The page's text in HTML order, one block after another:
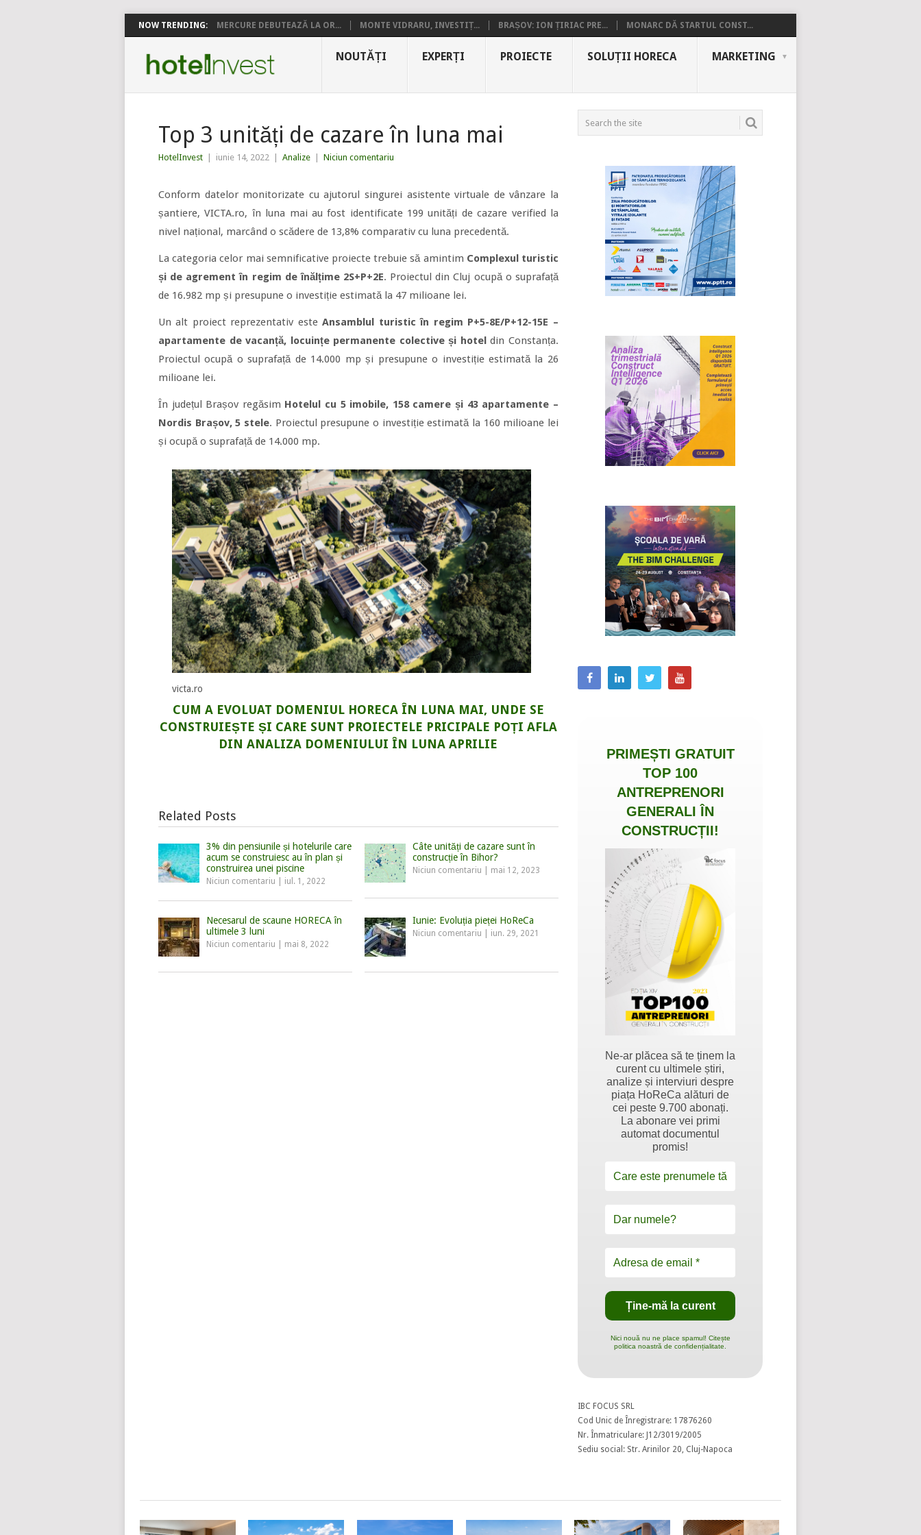
NOW TRENDING: MERCURE DEBUTEAZĂ LA OR... MONTE VIDRARU, INVESTIȚ... BRAȘOV: ION ȚIRIAC PRE... MONARC DĂ STARTUL CONST...
NOUTĂȚI EXPERȚI PROIECTE SOLUȚII HORECA MARKETING
Top 3 unități de cazare în luna mai
HotelInvest iunie 14, 2022 Analize Niciun comentariu
Conform datelor monitorizate cu ajutorul singurei asistente virtuale de vânzare la
șantiere, VICTA.ro, în luna mai au fost identificate 199 unități de cazare verified la
nivel național, marcând o scădere de 13,8% comparativ cu luna precedentă.
La categoria celor mai semnificative proiecte trebuie să amintim Complexul turistic
și de agrement în regim de înălțime 2S+P+2E. Proiectul din Cluj ocupă o suprafață
de 16.982 mp și presupune o investiție estimată la 47 milioane lei.
Un alt proiect reprezentativ esteAnsamblul turistic în regim P+5-8E/P+12-15E –
apartamente de vacanță, locuințe permanente colective și hoteldin Constanța.
Proiectul ocupă o suprafață de 14.000 mp și presupune o investiție estimată la 26
milioane lei.
În județul Brașov regăsim Hotelul cu 5 imobile, 158 camere și 43 apartamente –
Nordis Brașov, 5 stele. Proiectul presupune o investiție estimată la 160 milioane lei
și ocupă o suprafață de 14.000 mp.
victa.ro
CUM A EVOLUAT DOMENIUL HORECA ÎN LUNA MAI, UNDE SE
CONSTRUIEȘTE ȘI CARE SUNT PROIECTELE PRICIPALE POȚI AFLA
DIN ANALIZA DOMENIULUI ÎN LUNA APRILIE
Related Posts
3% din pensiunile și hotelurile care
acum se construiesc au în plan și
construirea unei piscine
Niciun comentariu iul. 1, 2022
Câte unități de cazare sunt în
construcție în Bihor?
Niciun comentariu mai 12, 2023
Necesarul de scaune HORECA în
ultimele 3 luni
Niciun comentariu mai 8, 2022
Iunie: Evoluția pieței HoReCa
Niciun comentariu iun. 29, 2021
PRIMEȘTI GRATUIT
TOP 100
ANTREPRENORI
GENERALI ÎN
CONSTRUCȚII!
Ne-ar plăcea să te ținem la
curent cu ultimele știri,
analize și interviuri despre
piața HoReCa alături de
cei peste 9.700 abonați.
La abonare vei primi
automat documentul
promis!
Nici nouă nu ne place spamul! Citește
politica noastră de confidențialitate.
IBC FOCUS SRL
Cod Unic de Înregistrare: 17876260
Nr. Înmatriculare: J12/3019/2005
Sediu social: Str. Arinilor 20, Cluj-Napoca